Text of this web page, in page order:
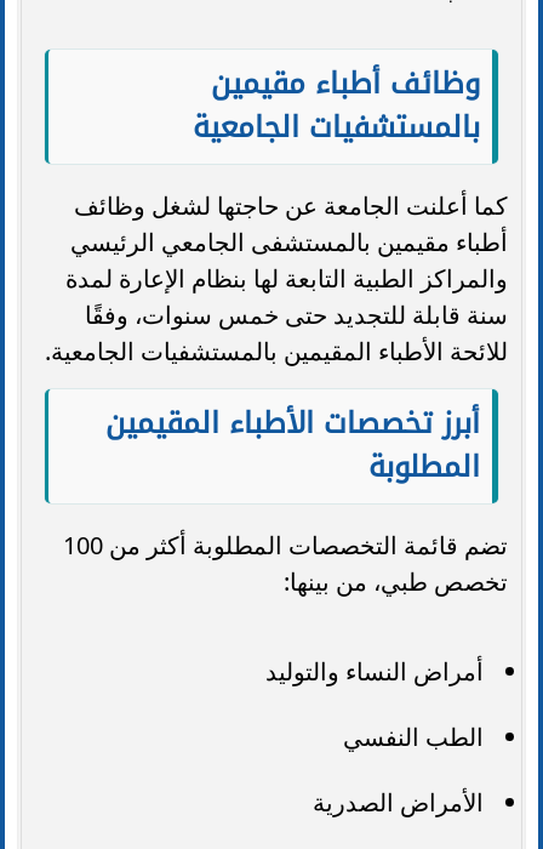
وظائف أطباء مقيمين
بالمستشفيات الجامعية
كما أعلنت الجامعة عن حاجتها لشغل وظائف
أطباء مقيمين بالمستشفى الجامعي الرئيسي
والمراكز الطبية التابعة لها بنظام الإعارة لمدة
سنة قابلة للتجديد حتى خمس سنوات، وفقًا
للائحة الأطباء المقيمين بالمستشفيات الجامعية.
أبرز تخصصات الأطباء المقيمين
المطلوبة
تضم قائمة التخصصات المطلوبة أكثر من 100
تخصص طبي، من بينها:
أمراض النساء والتوليد
الطب النفسي
الأمراض الصدرية